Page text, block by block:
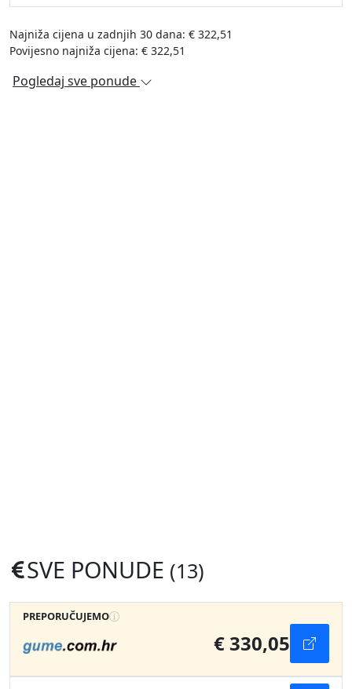
Najniža cijena u zadnjih 30 dana: € 322,51
Povijesno najniža cijena: € 322,51
Pogledaj sve ponude
SVE PONUDE (13)
PREPORUČUJEMO
€ 330,05